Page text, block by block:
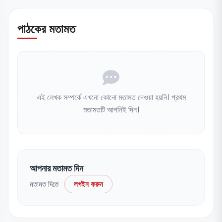
পাঠকের মতামত
এই লেখক সম্পর্কে এখনো কোনো মতামত দেওয়া হয়নি। প্রথম
মতামতটি আপনিই দিন।
আপনার মতামত দিন
মতামত দিতে লগইন করুন